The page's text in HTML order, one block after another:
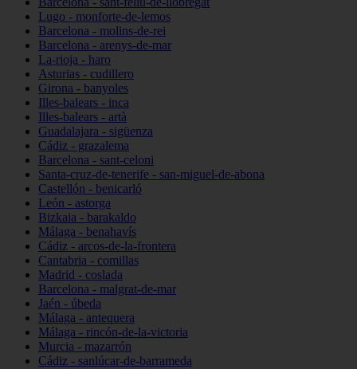
Lugo - monforte-de-lemos
Barcelona - molins-de-rei
Barcelona - arenys-de-mar
La-rioja - haro
Asturias - cudillero
Girona - banyoles
Illes-balears - inca
Illes-balears - artà
Guadalajara - sigüenza
Cádiz - grazalema
Barcelona - sant-celoni
Santa-cruz-de-tenerife - san-miguel-de-abona
Castellón - benicarló
León - astorga
Bizkaia - barakaldo
Málaga - benahavís
Cádiz - arcos-de-la-frontera
Cantabria - comillas
Madrid - coslada
Barcelona - malgrat-de-mar
Jaén - úbeda
Málaga - antequera
Málaga - rincón-de-la-victoria
Murcia - mazarrón
Cádiz - sanlúcar-de-barrameda